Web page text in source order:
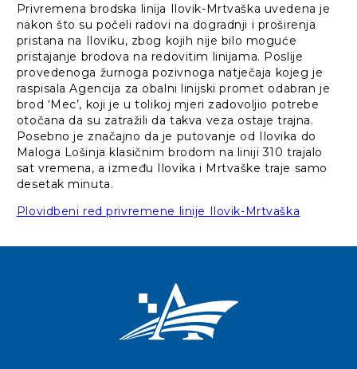
Privremena brodska linija Ilovik-Mrtvaška uvedena je
nakon što su počeli radovi na dogradnji i proširenja
pristana na Iloviku, zbog kojih nije bilo moguće
pristajanje brodova na redovitim linijama. Poslije
provedenoga žurnoga pozivnoga natječaja kojeg je
raspisala Agencija za obalni linijski promet odabran je
brod ‘Mec’, koji je u tolikoj mjeri zadovoljio potrebe
otočana da su zatražili da takva veza ostaje trajna.
Posebno je značajno da je putovanje od Ilovika do
Maloga Lošinja klasičnim brodom na liniji 310 trajalo
sat vremena, a između Ilovika i Mrtvaške traje samo
desetak minuta.
Plovidbeni red privremene linije Ilovik-Mrtvaška